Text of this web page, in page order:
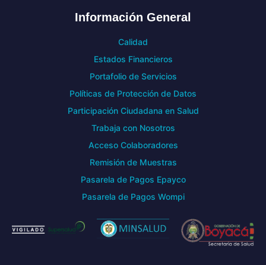
Información General
Calidad
Estados Financieros
Portafolio de Servicios
Políticas de Protección de Datos
Participación Ciudadana en Salud
Trabaja con Nosotros
Acceso Colaboradores
Remisión de Muestras
Pasarela de Pagos Epayco
Pasarela de Pagos Wompi